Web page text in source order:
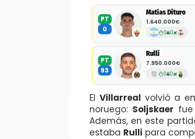
PT
0
Matías Dituro
1.640.000€
0 0
PT
93
Rulli
7.950.000€
0 0
ElVillarreal volvió a
noruego: Soljskaer
Además, en este
estaba Rulli para